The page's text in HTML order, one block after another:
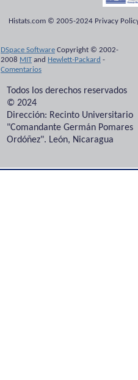
Histats.com © 2005-2024 Privacy
DSpace Software Copyright © 2002-
2008 MITand Hewlett-Packard -
Comentarios
Todos los derechos reservados
© 2024
Dirección: Recinto Universitario
"Comandante Germán Pomares
Ordóñez". León, Nicaragua